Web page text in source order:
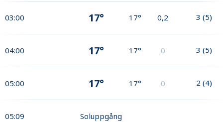
03:00 17° 17° 0,2 3 (5)
04:00 17° 17° 0 3 (5)
05:00 17° 17° 0 2 (4)
05:09 Soluppgång